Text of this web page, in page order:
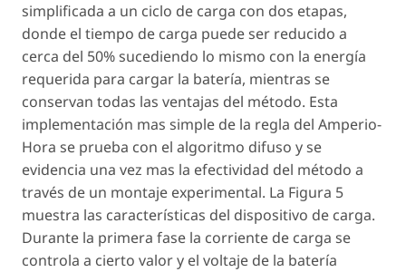
simplificada a un ciclo de carga con dos etapas,
donde el tiempo de carga puede ser reducido a
cerca del 50% sucediendo lo mismo con la energía
requerida para cargar la batería, mientras se
conservan todas las ventajas del método. Esta
implementación mas simple de la regla del Amperio-
Hora se prueba con el algoritmo difuso y se
evidencia una vez mas la efectividad del método a
través de un montaje experimental. La Figura 5
muestra las características del dispositivo de carga.
Durante la primera fase la corriente de carga se
controla a cierto valor y el voltaje de la batería